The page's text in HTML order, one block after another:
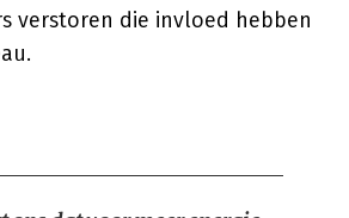
verstoren die invloed hebben